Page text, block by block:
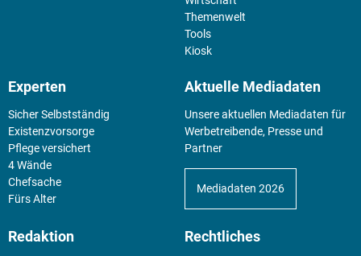
Themenwelt
Tools
Kiosk
Experten
Sicher Selbstständig
Existenz­vorsorge
Pflege versichert
4 Wände
Chefsache
Fürs Alter
Aktuelle Mediadaten
Unsere aktuellen Mediadaten für
Werbetreibende, Presse und
Partner
Mediadaten 2026
Redaktion Rechtliches